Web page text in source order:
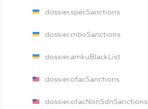
dossier.specSanctions
dossier.rnboSanctions
dossier.amkuBlackList
dossier.ofacSanctions
dossier.ofacNonSdnSanctions